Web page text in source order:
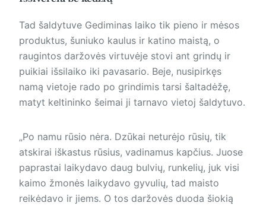
Tad šaldytuve Gediminas laiko tik pieno ir mėsos
produktus, šuniuko kaulus ir katino maistą, o
raugintos daržovės virtuvėje stovi ant grindų ir
puikiai išsilaiko iki pavasario. Beje, nusipirkęs
namą vietoje rado po grindimis tarsi šaltadėžę,
matyt keltininko šeimai ji tarnavo vietoj šaldytuvo.
„Po namu rūsio nėra. Dzūkai neturėjo rūsių, tik
atskirai iškastus rūsius, vadinamus kapčius. Juose
paprastai laikydavo daug bulvių, runkelių, juk visi
kaimo žmonės laikydavo gyvulių, tad maisto
reikėdavo ir jiems. O tos daržovės duoda šiokią